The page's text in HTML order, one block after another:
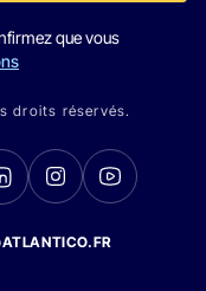
que vous
droits réservés.